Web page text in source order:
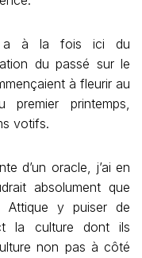
a à la fois ici du
du passé sur le
à fleurir au
printemps,
votifs.
d’un oracle, j’ai en
absolument que
Attique y puiser de
la culture dont ils
non pas à côté